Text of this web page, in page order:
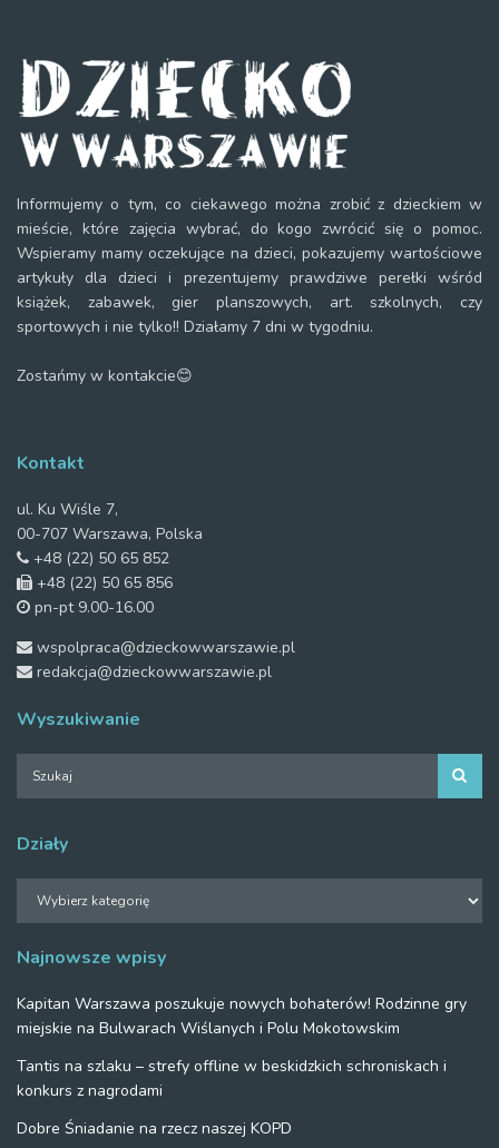
Informujemy o tym, co ciekawego można zrobić z dzieckiem w
mieście, które zajęcia wybrać, do kogo zwrócić się o pomoc.
Wspieramy mamy oczekujące na dzieci, pokazujemy wartościowe
artykuły dla dzieci i prezentujemy prawdziwe perełki wśród
książek, zabawek, gier planszowych, art. szkolnych, czy
sportowych i nie tylko!! Działamy 7 dni w tygodniu.
Zostańmy w kontakcie😊
Kontakt
ul. Ku Wiśle 7,
00-707 Warszawa, Polska
+48 (22) 50 65 852
+48 (22) 50 65 856
pn-pt 9.00-16.00
wspolpraca@dzieckowwarszawie.pl
redakcja@dzieckowwarszawie.pl
Wyszukiwanie
Działy
Najnowsze wpisy
Kapitan Warszawa poszukuje nowych bohaterów! Rodzinne gry
miejskie na Bulwarach Wiślanych i Polu Mokotowskim
Tantis na szlaku – strefy offline w beskidzkich schroniskach i
konkurs z nagrodami
Dobre Śniadanie na rzecz naszej KOPD